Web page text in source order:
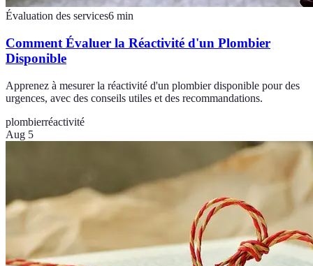
Évaluation des services6 min
Comment Évaluer la Réactivité d'un Plombier
Disponible
Apprenez à mesurer la réactivité d'un plombier disponible pour des
urgences, avec des conseils utiles et des recommandations.
plombierréactivité
Aug 5